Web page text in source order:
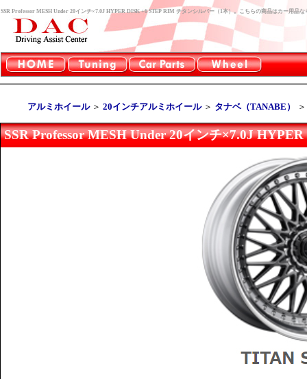
SSR Professor MESH Under 20インチ×7.0J HYPER DISK +6 STEP RIM チタンシルバー（1本）。こちらの商品はカー用品
アルミホイール＞ 20インチアルミホイール＞ タナベ（TANABE）
SSR Professor MESH Under 20インチ×7.0J